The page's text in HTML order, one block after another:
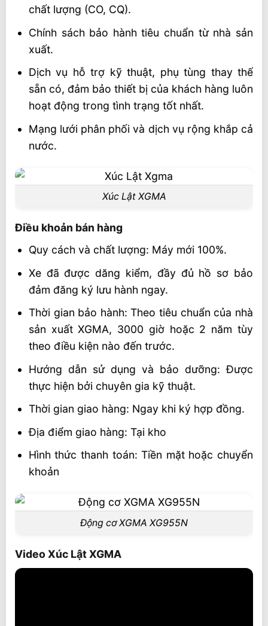
chất lượng (CO, CQ).
Chính sách bảo hành tiêu chuẩn từ nhà sản
xuất.
Dịch vụ hỗ trợ kỹ thuật, phụ tùng thay thế
sẵn có, đảm bảo thiết bị của khách hàng luôn
hoạt động trong tình trạng tốt nhất.
Mạng lưới phân phối và dịch vụ rộng khắp cả
nước.
Xúc Lật XGMA
Điều khoản bán hàng
Quy cách và chất lượng: Máy mới 100%.
Xe đã được dăng kiểm, đầy đủ hồ sơ bảo
đảm đăng ký lưu hành ngay.
Thời gian bảo hành: Theo tiêu chuẩn của nhà
sản xuất XGMA, 3000 giờ hoặc 2 năm tùy
theo điều kiện nào đến trước.
Hướng dẫn sử dụng và bảo dưỡng: Được
thực hiện bởi chuyên gia kỹ thuật.
Thời gian giao hàng: Ngay khi ký hợp đồng.
Địa điểm giao hàng: Tại kho
Hình thức thanh toán: Tiền mặt hoặc chuyển
khoản
Động cơ XGMA XG955N
Video Xúc Lật XGMA